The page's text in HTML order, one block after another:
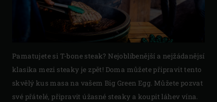
Pamatujete si T-bone steak? Nejoblíbenější a nejžádanějsí
klasika mezi steaky je zpět! Doma můžete připravit tento
skvělý kus masa na vašem Big Green Egg. Můžete pozvat
své přátelé, připravit úžasné steaky a koupit láhev vína.